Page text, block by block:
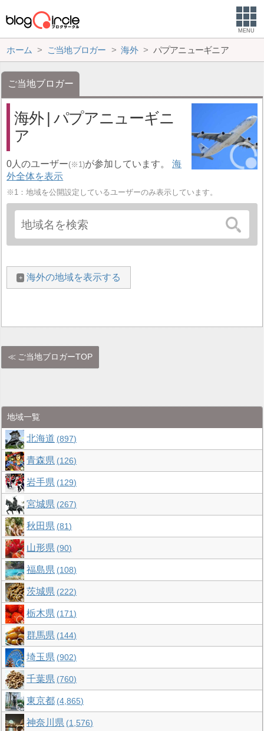
MENU
ホーム ご当地ブロガー 海外 パプアニューギニア
ご当地ブロガー
海外 | パプアニューギニ
ア
0人のユーザー(※1)が参加しています。海
外全体を表示
※1：地域を公開設定しているユーザーのみ表示しています。
海外の地域を表示する
ご当地ブロガーTOP
地域一覧
北海道 897
青森県 126
岩手県 129
宮城県 267
秋田県 81
山形県 90
福島県 108
茨城県 222
栃木県 171
群馬県 144
埼玉県 902
千葉県 760
東京都 4,865
神奈川県 1,576